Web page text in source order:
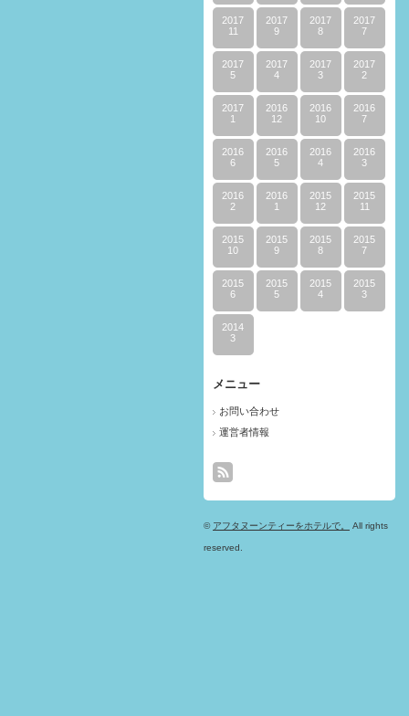
2017
11
2017
9
2017
8
2017
7
2017
5
2017
4
2017
3
2017
2
2017
1
2016
12
2016
10
2016
7
2016
6
2016
5
2016
4
2016
3
2016
2
2016
1
2015
12
2015
11
2015
10
2015
9
2015
8
2015
7
2015
6
2015
5
2015
4
2015
3
2014
3
メニュー
お問い合わせ
運営者情報
© アフタヌーンティーをホテルで。 All rights
reserved.